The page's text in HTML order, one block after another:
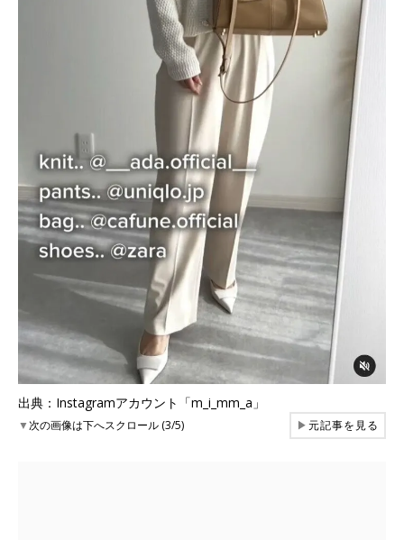
出典：Instagramアカウント「m_i_mm_a」
▼次の画像は下へスクロール (3/5) ▶元記事を見る